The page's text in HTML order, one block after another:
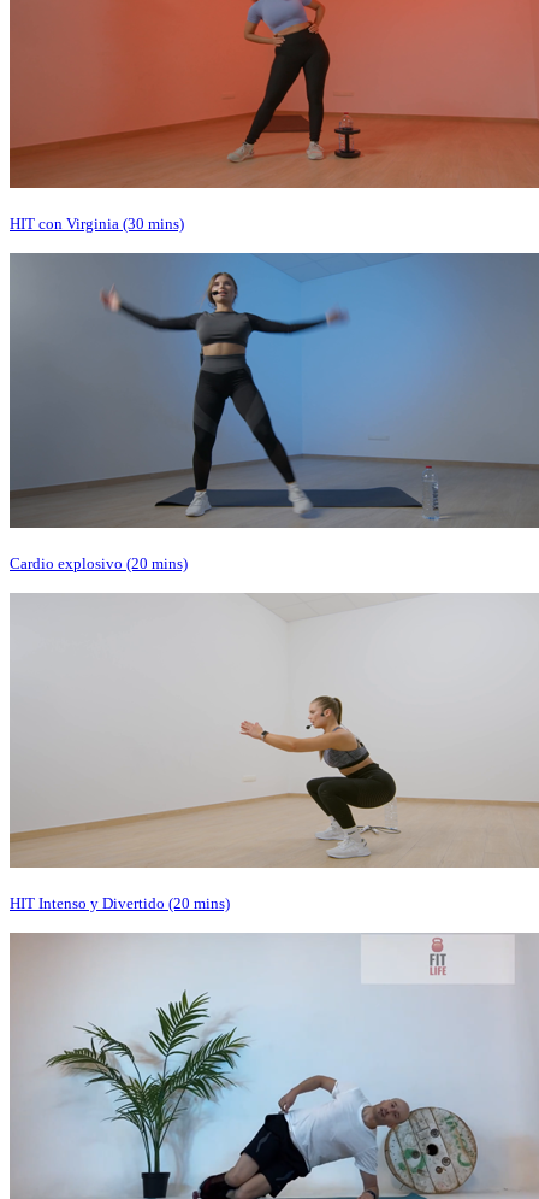
HIT con Virginia (30 mins)
Cardio explosivo (20 mins)
HIT Intenso y Divertido (20 mins)